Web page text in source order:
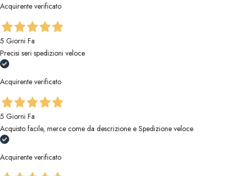
Acquirente verificato
5 Giorni Fa
Precisi seri spedizioni veloce
Acquirente verificato
5 Giorni Fa
Acquisto facile, merce come da descrizione e Spedizione veloce
Acquirente verificato